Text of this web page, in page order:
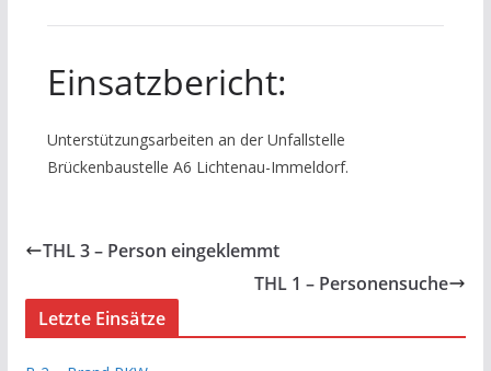
Einsatzbericht:
Unterstützungsarbeiten an der Unfallstelle
Brückenbaustelle A6 Lichtenau-Immeldorf.
THL 3 – Person eingeklemmt
THL 1 – Personensuche
Letzte Einsätze